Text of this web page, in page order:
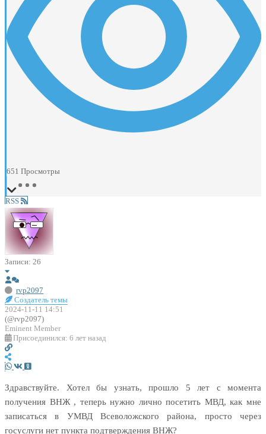
651 Просмотры
RSS
Записи: 26
rvp2097
Создатель темы
2024-11-11 14:51
(@rvp2097)
Eminent Member
Присоединился: 6 лет назад
Здравствуйте. Хотел бы узнать, прошло 5 лет с момента
получения ВНЖ , теперь нужно лично посетить МВД, как мне
записаться в УМВД Всеволожского района, просто через
госуслуги нет пункта подтверждения ВНЖ?